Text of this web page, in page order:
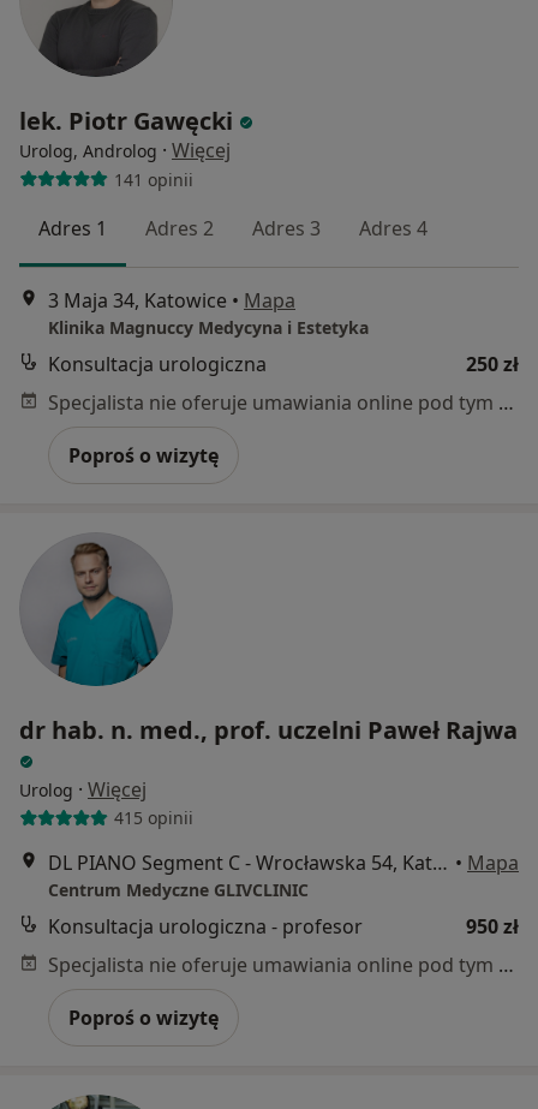
lek. Piotr Gawęcki
Urolog, Androlog · Więcej
141 opinii
Adres 1 Adres 2 Adres 3 Adres 4
3 Maja 34, Katowice • Mapa
Klinika Magnuccy Medycyna i Estetyka
Konsultacja urologiczna
250 zł
Specjalista nie oferuje umawiania online pod tym adresem.
Poproś o wizytę
dr hab. n. med., prof. uczelni Paweł Rajwa
Urolog · Więcej
415 opinii
DL PIANO Segment C - Wrocławska 54, Katowice • Mapa
Centrum Medyczne GLIVCLINIC
Konsultacja urologiczna - profesor
950 zł
Specjalista nie oferuje umawiania online pod tym adresem.
Poproś o wizytę